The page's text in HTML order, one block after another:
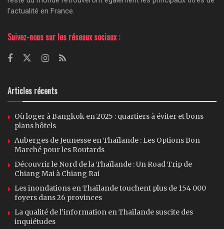
l'actualité en France.
Suivez-nous sur les réseaux sociaux :
Articles récents
Où loger à Bangkok en 2025 : quartiers à éviter et bons
plans hôtels
Auberges de Jeunesse en Thaïlande : Les Options Bon
Marché pour les Routards
Découvrir le Nord de la Thaïlande : Un Road Trip de
Chiang Mai à Chiang Rai
Les inondations en Thaïlande touchent plus de 154 000
foyers dans 26 provinces
La qualité de l’information en Thaïlande suscite des
inquiétudes